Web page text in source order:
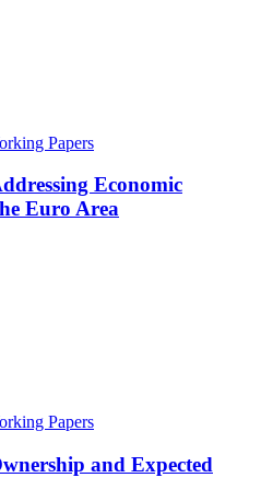
Papers
Economic
Euro Area
Papers
and Expected